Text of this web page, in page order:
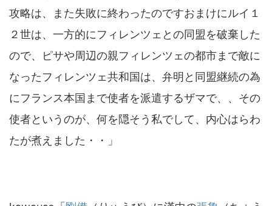
攻略は、また失敗に終わったのですおまけにルイ１
２世は、一方的にフィレンツェとの同盟を破棄した
ので、ピサや周辺の親フィレンツェの都市まで敵に
なったフィレンツェ共和国は、弁明と同盟継続の為
にフランス本国まで使者を派遣するザマで、、その
使者というのが、何を隠そう私でして、内心はらわ
たが煮えました・・」